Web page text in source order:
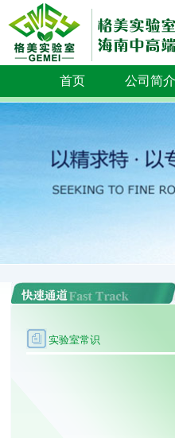
首页 公司简介
实验室常识